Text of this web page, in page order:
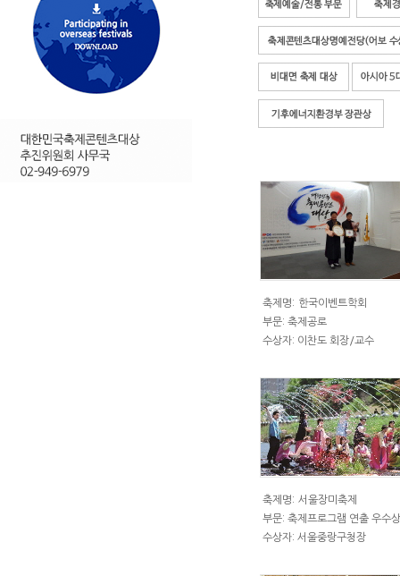
축제명: 한국이벤트학회
부문: 축제공로
수상자: 이찬도 회장/교수
축제명: 서울장미축제
부문: 축제프로그램 연출 우수상
수상자: 서울중랑구청장